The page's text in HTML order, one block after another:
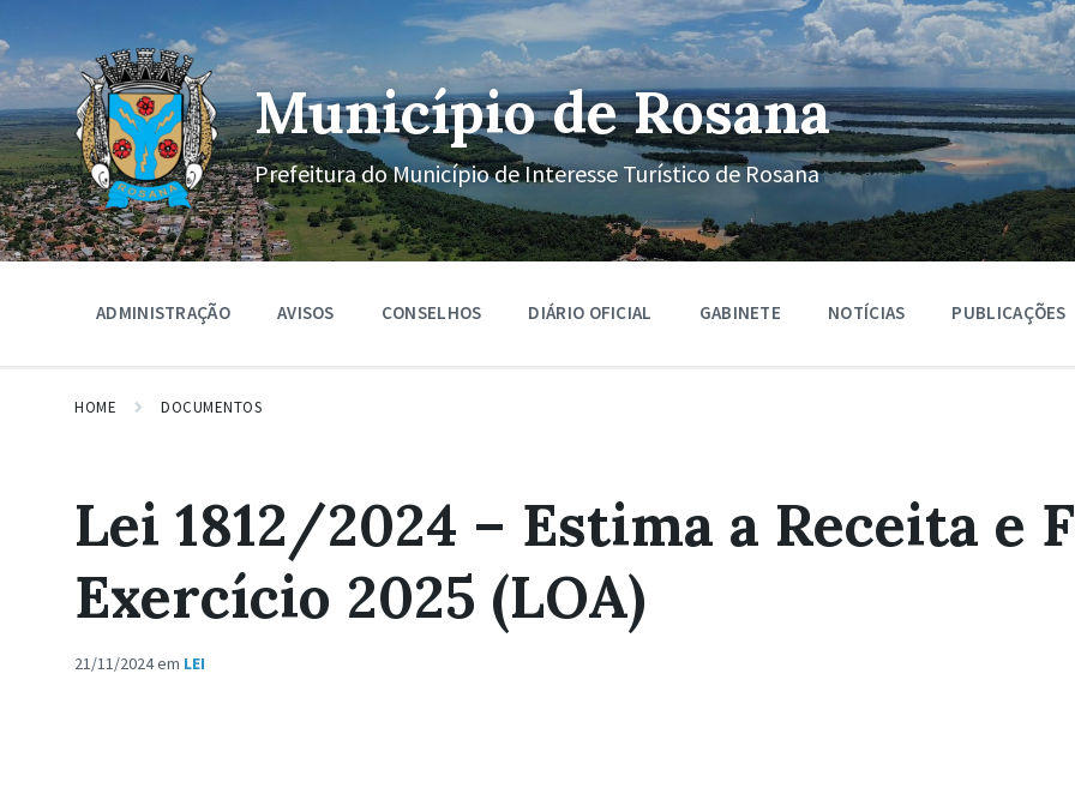
o
conteúdo
a
navegação
principal
o
rodapé
Município de Rosana
Prefeitura do Município de Interesse Turístico de Rosana
ADMINISTRAÇÃO AVISOS CONSELHOS DIÁRIO OFICIAL GABINETE NOTÍCIAS PUBLICAÇÕES
HOME DOCUMENTOS
Lei 1812/2024 – Estima a Receita e
Exercício 2025 (LOA)
21/11/2024em LEI